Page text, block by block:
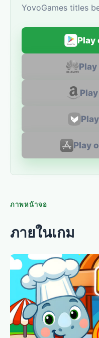
YovoGames titles
Play
Play
ภาพหน้าจอ
ภายในเกม